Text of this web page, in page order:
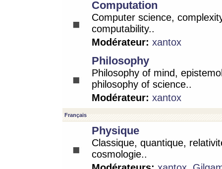
Computation
Computer science,
computability..
Modérateur: xantox
Philosophy
Philosophy of mind,
philosophy of science..
Modérateur: xantox
Français
Physique
Classique, quantique,
cosmologie..